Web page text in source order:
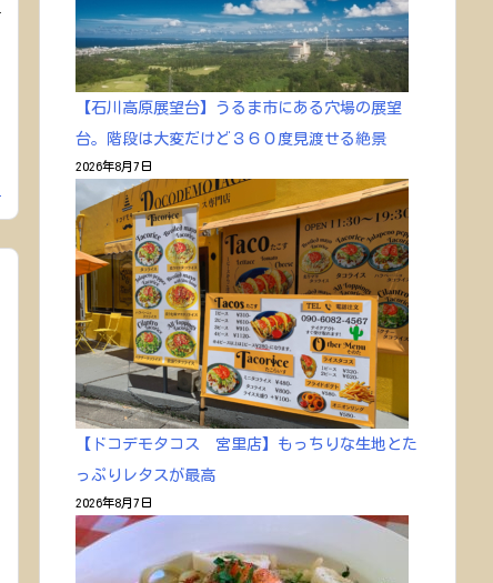
【石川高原展望台】うるま市にある穴場の展望
台。階段は大変だけど３６０度見渡せる絶景
2026年8月7日
【ドコデモタコス 宮里店】もっちりな生地とた
っぷりレタスが最高
2026年8月7日